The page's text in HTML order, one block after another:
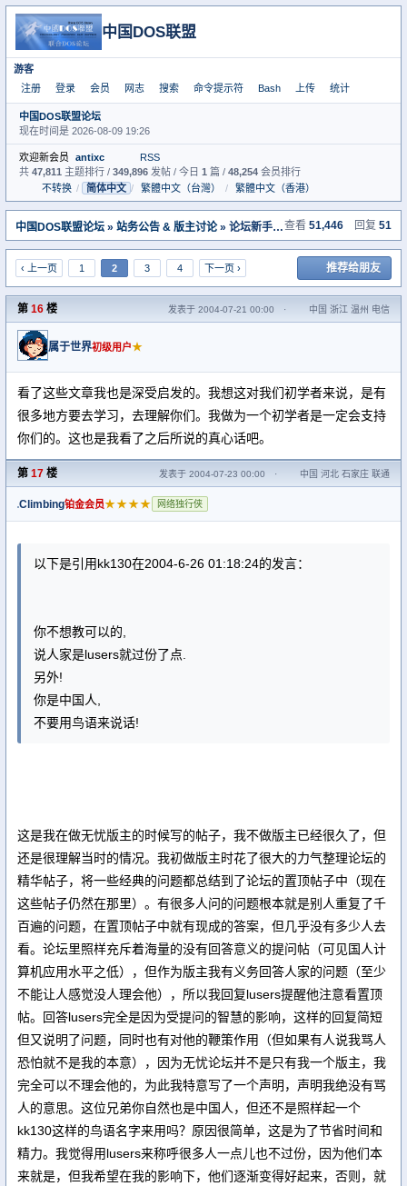
中国DOS联盟
游客
注册
登录 会员 网志 搜索 命令提示符 Bash 上传 统计
中国DOS联盟论坛
现在时间是 2026-08-09 19:26
欢迎新会员 antixc
RSS
共 47,811 主题排行 / 349,896 发帖 / 今日 1 篇 / 48,254 会员排行
不转换 / 简体中文 / 繁體中文（台灣） / 繁體中文（香港）
中国DOS联盟论坛 » 站务公告 & 版主讨论» 论坛新手必读，所有人的基本行为准则[转帖] 查看 51,446 回复 51
‹ 上一页 1 2 3 4 下一页 › 推荐给朋友
第 16 楼 发表于 2004-07-21 00:00 · 中国 浙江 温州 电信
属于世界初级用户★
看了这些文章我也是深受启发的。我想这对我们初学者来说，是有
很多地方要去学习，去理解你们。我做为一个初学者是一定会支持
你们的。这也是我看了之后所说的真心话吧。
第 17 楼 发表于 2004-07-23 00:00 · 中国 河北 石家庄 联通
Climbing铂金会员★★★★ 网络独行侠
以下是引用kk130在2004-6-26 01:18:24的发言：
你不想教可以的,
说人家是lusers就过份了点.
另外!
你是中国人,
不要用鸟语来说话!
这是我在做无忧版主的时候写的帖子，我不做版主已经很久了，但
还是很理解当时的情况。我初做版主时花了很大的力气整理论坛的
精华帖子，将一些经典的问题都总结到了论坛的置顶帖子中（现在
这些帖子仍然在那里）。有很多人问的问题根本就是别人重复了千
百遍的问题，在置顶帖子中就有现成的答案，但几乎没有多少人去
看。论坛里照样充斥着海量的没有回答意义的提问帖（可见国人计
算机应用水平之低），但作为版主我有义务回答人家的问题（至少
不能让人感觉没人理会他），所以我回复lusers提醒他注意看置顶
帖。回答lusers完全是因为受提问的智慧的影响，这样的回复简短
但又说明了问题，同时也有对他的鞭策作用（但如果有人说我骂人
恐怕就不是我的本意），因为无忧论坛并不是只有我一个版主，我
完全可以不理会他的，为此我特意写了一个声明，声明我绝没有骂
人的意思。这位兄弟你自然也是中国人，但还不是照样起一个
kk130这样的鸟语名字来用吗？原因很简单，这是为了节省时间和
精力。我觉得用lusers来称呼很多人一点儿也不过份，因为他们本
来就是，但我希望在我的影响下，他们逐渐变得好起来，否则，就